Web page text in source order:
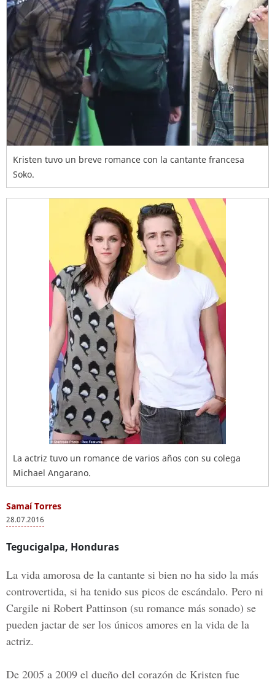
Kristen tuvo un breve romance con la cantante francesa
Soko.
La actriz tuvo un romance de varios años con su colega
Michael Angarano.
Samaí Torres
28.07.2016
Tegucigalpa, Honduras
La vida amorosa de la cantante si bien no ha sido la más
controvertida, si ha tenido sus picos de escándalo. Pero ni
Cargile ni Robert Pattinson (su romance más sonado) se
pueden jactar de ser los únicos amores en la vida de la
actriz.
De 2005 a 2009 el dueño del corazón de Kristen fue